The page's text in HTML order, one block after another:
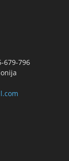
679-796